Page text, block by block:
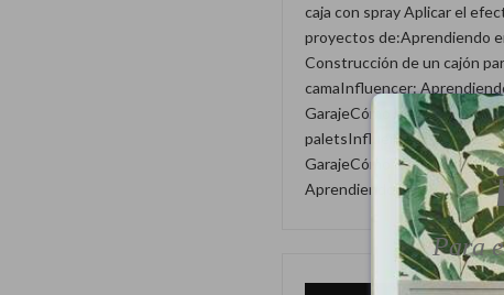
caja con spray Aplicar el
proyectos de:Aprendiendo
Construcción de un cajón
camaInfluencer:
GarajeCómo hacer un
paletsInfluencer:
GarajeCómo domotizar tu
Aprendiendo en el Garaje
Para